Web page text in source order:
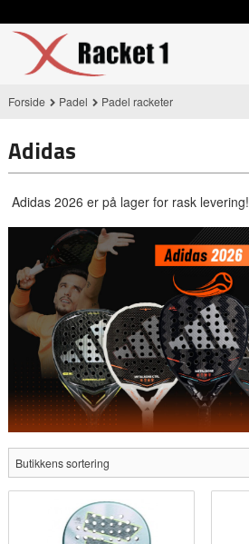
til
innholdet
Forside Padel Padel racketer
Adidas
Adidas 2026 er på lager for rask levering!